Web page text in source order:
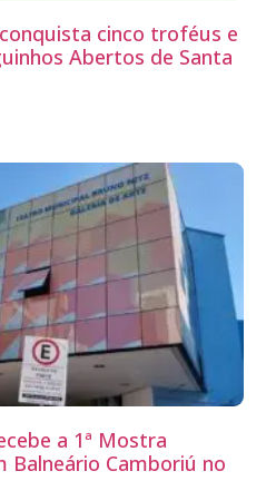
cinco troféus e
Abertos de Santa
a 1ª Mostra
Balneário Camboriú no